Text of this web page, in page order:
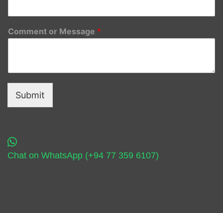
Comment or Message *
Submit
Chat on WhatsApp (+94 77 359 6107)